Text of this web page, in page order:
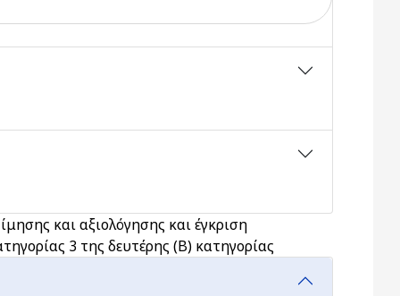
και αξιολόγησης και έγκριση
3 της δευτέρης (Β) κατηγορίας